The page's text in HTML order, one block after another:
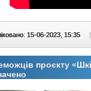
15-06-2023, 15:35 |
проєкту